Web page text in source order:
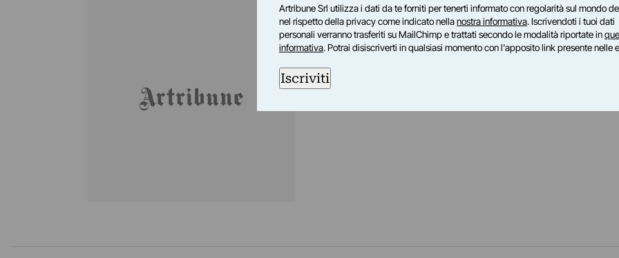
Premio Combat 2011
In mostra i 70 finalisti tra le due sezioni. Anche
periodo della mostra finale, si svolgerà “Supervisioni”,…
Artribune Srl utilizza i dati da te forniti per tenerti informato con regolarità sul mondo
nel rispetto della privacy come indicato nellanostra informativa. Iscrivendoti i tuoi dati
personali verranno trasferiti su MailChimp e trattati secondo le modalità riportate in
informativa. Potrai disiscriverti in qualsiasi momento con l'apposito link presente nelle
Iscriviti